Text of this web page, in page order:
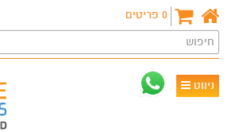
0 פריטים
חיפוש
ניווט